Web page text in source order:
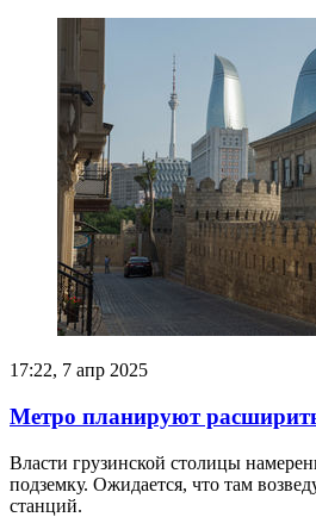
17:22, 7 апр 2025
Метро планируют
Власти грузинской столицы
подземку. Ожидается, что там
станций.